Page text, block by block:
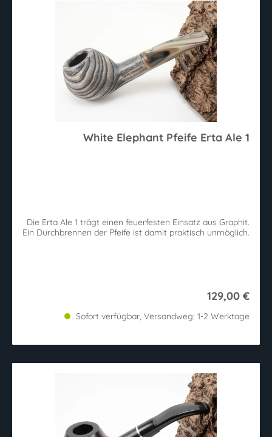
White Elephant Pfeife Erta Ale 1
Die Erta Ale 1 trägt einen feuerfesten Einsatz aus Graphit.
Ein Durchbrennen der Pfeife ist damit praktisch unmöglich.
129,00 €
Sofort verfügbar, Versandweg: 1-2 Werktage